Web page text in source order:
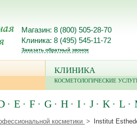
Магазин: 8 (800) 505-28-70
Клиника: 8 (495) 545-11-72
Заказать обратный звонок
КЛИНИКА
КОСМЕТОЛОГИЧЕСКИЕ
E F G H I J K L
косметики Institut